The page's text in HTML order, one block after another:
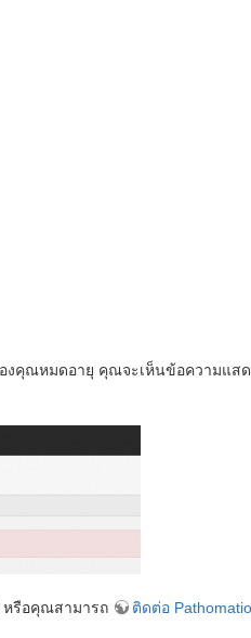
คุณหมดอายุ คุณจะเห็นข้อความแส
หรือคุณสามารถ ติดต่อ